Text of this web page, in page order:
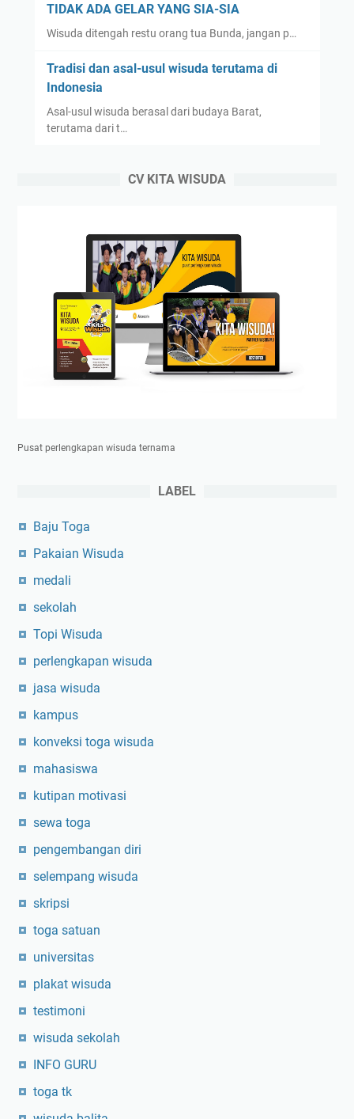
TIDAK ADA GELAR YANG SIA-SIA
Wisuda ditengah restu orang tua Bunda, jangan p…
Tradisi dan asal-usul wisuda terutama di
Indonesia
Asal-usul wisuda berasal dari budaya Barat,
terutama dari t…
CV KITA WISUDA
Pusat perlengkapan wisuda ternama
LABEL
Baju Toga
Pakaian Wisuda
medali
sekolah
Topi Wisuda
perlengkapan wisuda
jasa wisuda
kampus
konveksi toga wisuda
mahasiswa
kutipan motivasi
sewa toga
pengembangan diri
selempang wisuda
skripsi
toga satuan
universitas
plakat wisuda
testimoni
wisuda sekolah
INFO GURU
toga tk